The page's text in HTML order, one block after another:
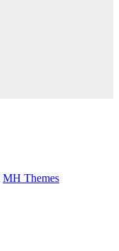
MH Themes